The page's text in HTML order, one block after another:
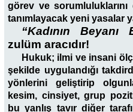
görev ve
tanımlayacak yeni yasalar
“Kadının Beyanı
zulüm aracıdır!
Hukuk; ilmi ve insani
şekilde uygulandığı
yönlerini geliştirip
kesim, cinsiyet, grup
bu yanlış tavır diğer